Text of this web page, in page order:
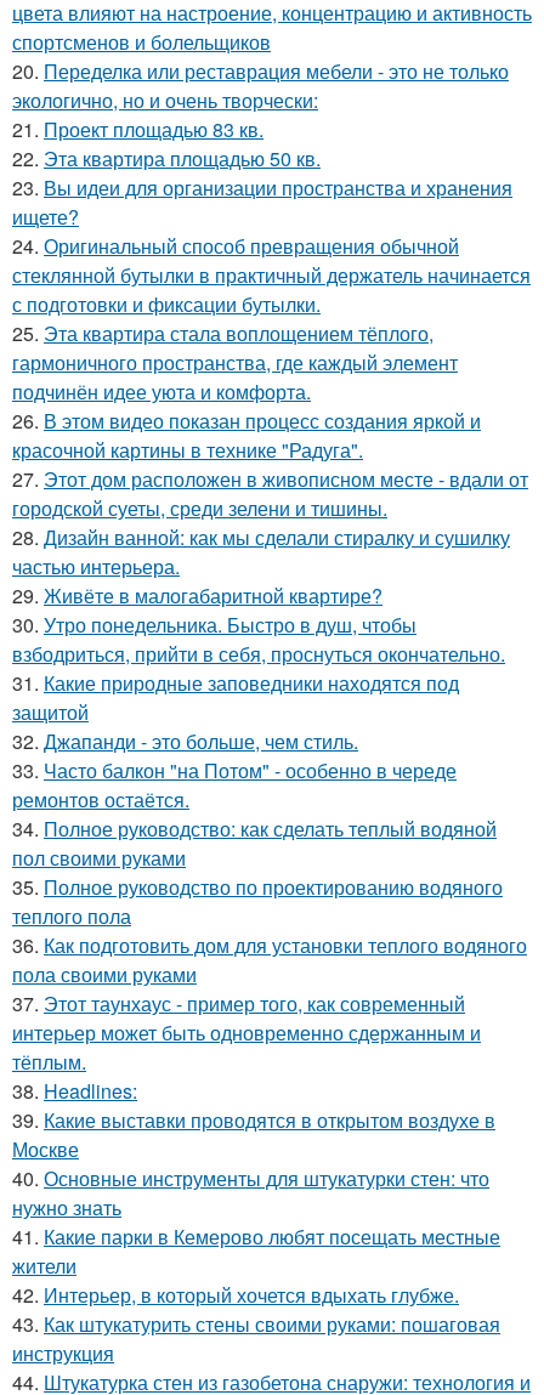
цвета влияют на настроение, концентрацию и активность
спортсменов и болельщиков
20. Переделка или реставрация мебели - это не только
экологично, но и очень творчески:
21. Проект площадью 83 кв.
22. Эта квартира площадью 50 кв.
23. Вы идеи для организации пространства и хранения
ищете?
24. Оригинальный способ превращения обычной
стеклянной бутылки в практичный держатель начинается
с подготовки и фиксации бутылки.
25. Эта квартира стала воплощением тёплого,
гармоничного пространства, где каждый элемент
подчинён идее уюта и комфорта.
26. В этом видео показан процесс создания яркой и
красочной картины в технике "Радуга".
27. Этот дом расположен в живописном месте - вдали от
городской суеты, среди зелени и тишины.
28. Дизайн ванной: как мы сделали стиралку и сушилку
частью интерьера.
29. Живёте в малогабаритной квартире?
30. Утро понедельника. Быстро в душ, чтобы
взбодриться, прийти в себя, проснуться окончательно.
31. Какие природные заповедники находятся под
защитой
32. Джапанди - это больше, чем стиль.
33. Часто балкон "на Потом" - особенно в череде
ремонтов остаётся.
34. Полное руководство: как сделать теплый водяной
пол своими руками
35. Полное руководство по проектированию водяного
теплого пола
36. Как подготовить дом для установки теплого водяного
пола своими руками
37. Этот таунхаус - пример того, как современный
интерьер может быть одновременно сдержанным и
тёплым.
38. Headlines:
39. Какие выставки проводятся в открытом воздухе в
Москве
40. Основные инструменты для штукатурки стен: что
нужно знать
41. Какие парки в Кемерово любят посещать местные
жители
42. Интерьер, в который хочется вдыхать глубже.
43. Как штукатурить стены своими руками: пошаговая
инструкция
44. Штукатурка стен из газобетона снаружи: технология и